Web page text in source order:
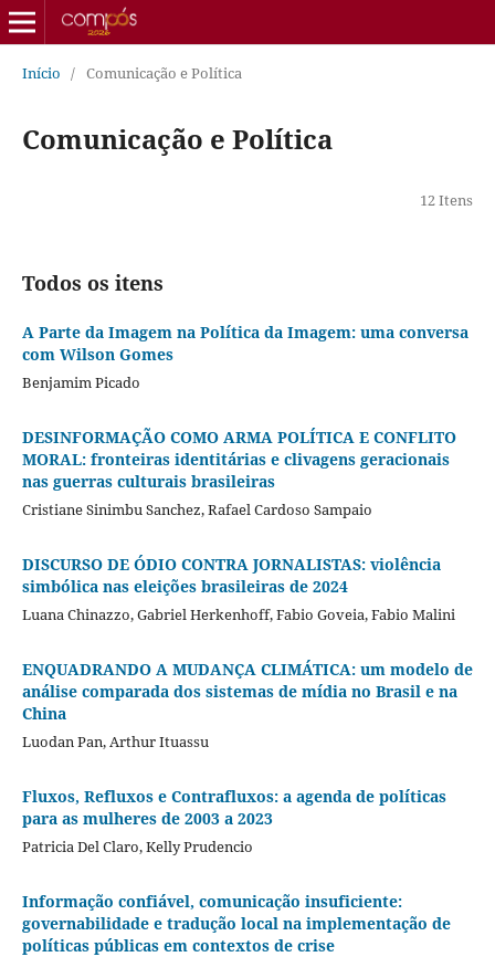
Início / Comunicação e Política
Comunicação e Política
12 Itens
Todos os itens
A Parte da Imagem na Política da Imagem: uma conversa
com Wilson Gomes
Benjamim Picado
DESINFORMAÇÃO COMO ARMA POLÍTICA E CONFLITO
MORAL: fronteiras identitárias e clivagens geracionais
nas guerras culturais brasileiras
Cristiane Sinimbu Sanchez, Rafael Cardoso Sampaio
DISCURSO DE ÓDIO CONTRA JORNALISTAS: violência
simbólica nas eleições brasileiras de 2024
Luana Chinazzo, Gabriel Herkenhoff, Fabio Goveia, Fabio Malini
ENQUADRANDO A MUDANÇA CLIMÁTICA: um modelo de
análise comparada dos sistemas de mídia no Brasil e na
China
Luodan Pan, Arthur Ituassu
Fluxos, Refluxos e Contrafluxos: a agenda de políticas
para as mulheres de 2003 a 2023
Patricia Del Claro, Kelly Prudencio
Informação confiável, comunicação insuficiente:
governabilidade e tradução local na implementação de
políticas públicas em contextos de crise